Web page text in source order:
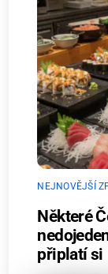
NEJNOVĚJŠÍ
Některé
připlatí si